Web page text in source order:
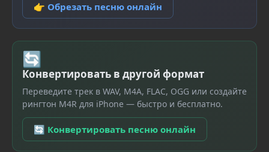
👉 Обрезать песню онлайн
🔄
Конвертировать в другой формат
Переведите трек в WAV, M4A, FLAC, OGG или создайте
рингтон M4R для iPhone — быстро и бесплатно.
🔄 Конвертировать песню онлайн